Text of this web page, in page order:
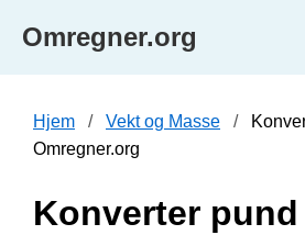
Omregner.org
Hjem Vekt og Masse
Omregner.org
Konverter